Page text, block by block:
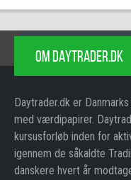
OM DAYTRADER.DK
Daytrader.dk er
med værdipapirer.
kursusforløb inden for
igennem de såkaldte
danskere hvert år